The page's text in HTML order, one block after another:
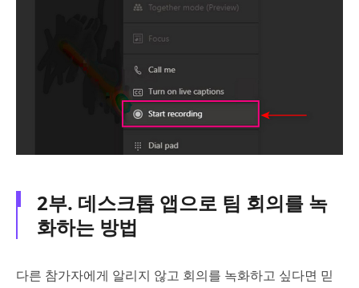
2부. 데스크톱 앱으로 팀 회의를 녹
화하는 방법
다른 참가자에게 알리지 않고 회의를 녹화하고 싶다면 믿